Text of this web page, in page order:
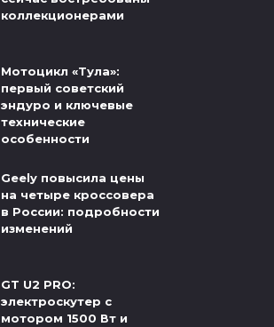
коллекционерами
Мотоцикл «Тула»:
первый советский
эндуро и ключевые
технические
особенности
Geely повысила цены
на четыре кроссовера
в России: подробности
изменений
GT U2 PRO:
электроскутер с
мотором 1500 Вт и